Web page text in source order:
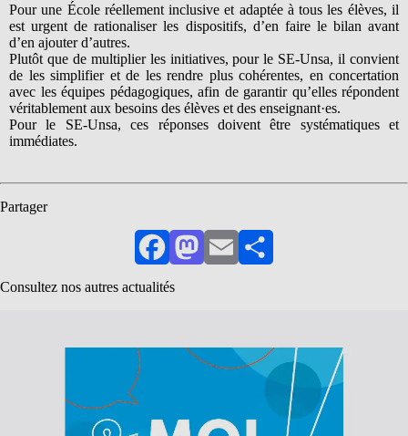
Pour une École réellement inclusive et adaptée à tous les élèves, il
est urgent de rationaliser les dispositifs, d’en faire le bilan avant
d’en ajouter d’autres.
Plutôt que de multiplier les initiatives, pour le SE-Unsa, il convient
de les simplifier et de les rendre plus cohérentes, en concertation
avec les équipes pédagogiques, afin de garantir qu’elles répondent
véritablement aux besoins des élèves et des enseignant·es.
Pour le SE-Unsa, ces réponses doivent être systématiques et
immédiates.
Partager
FacebookMastodon
EmailPartager
Consultez nos autres actualités